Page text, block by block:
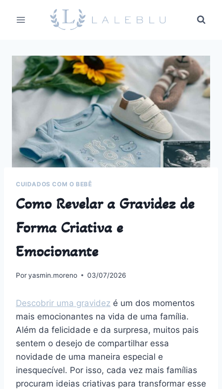
para
CUIDADOS COM O BEBÊ
Como Revelar a Gravidez de
Forma Criativa e
Emocionante
Poryasmin.moreno 03/07/2026
Descobrir uma gravidez é um dos momentos
mais emocionantes na vida de uma família.
Além da felicidade e da surpresa, muitos pais
sentem o desejo de compartilhar essa
novidade de uma maneira especial e
inesquecível. Por isso, cada vez mais famílias
procuram ideias criativas para transformar esse